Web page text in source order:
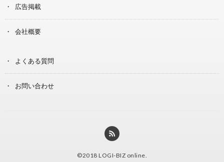
広告掲載
会社概要
よくある質問
お問い合わせ
©2018 LOGI-BIZ online